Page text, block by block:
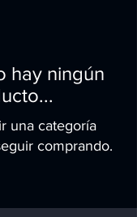
hay ningún
una categoría
comprando.